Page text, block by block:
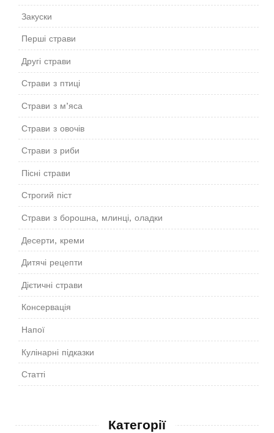
Закуски
Перші страви
Другі страви
Страви з птиці
Страви з м’яса
Страви з овочів
Страви з риби
Пісні страви
Строгий піст
Страви з борошна, млинці, оладки
Десерти, креми
Дитячі рецепти
Дієтичні страви
Консервація
Напої
Кулінарні підказки
Статті
Категорії